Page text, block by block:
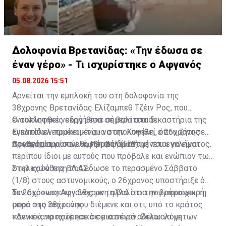
Δολοφονία Βρετανίδας: «Την έδωσα σε
έναν γέρο» - Τι ισχυρίστηκε ο Αφγανός
05.08.2026 15:51
Αρνείται την εμπλοκή του στη δολοφονία της
38χρονης Βρετανίδας Ελίζαμπεθ Τζέιν Ρος, που
εντοπίστηκε νεκρή μέσα σε βαλίτσα σε
εγκαταλελειμμένο κτίριο στην Κυψέλη, ο 26χρονος
Αφγανός που συνελήφθη ως δράστης του εγκλήματος.
Ο συλληφθείς οδηγήθηκε σήμερα στα δικαστήρια της
Ευελπίδων προκειμένου να απολογηθεί, όπου ζήτησε
προθεσμία για αύριο, Πέμπτη (6/8).
Οι ισχυρισμοί που θα προβάλει αναμένεται να είναι
περίπου ίδιοι με αυτούς που πρόβαλε και ενώπιον των
στελεχών της ΕΛ.ΑΣ.
Στην κατάθεση που έδωσε το περασμένο Σάββατο
(1/8) στους αστυνομικούς, ο 26χρονος υποστήριξε ότι
δεν σκότωσε την 38χρονη αλλά ότι την βρήκε νεκρή
μέσα στο σπίτι όπου διέμενε και ότι, υπό το κράτος
πανικού, προχώρησε σε μια σειρά αδικαιολόγητων
Το 26χρονος Αφγανός με τη βαλίτσα που περιέχει τη
σορό της 38χρονης:
«Δεν έκανα ποτέ κακό σε κανέναν. Θέλω να με